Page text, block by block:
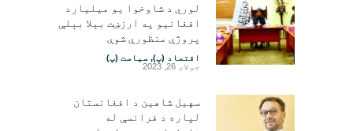
لوري د شاوخوا یو میلیارد
افغانیو په ارزښت بېلا بېلې
پروژې منظورې شوې
اقتصاد (پ), سیاست (پ)
جولای 26, 2023
سهیل شاهین د افغانستان
لپاره د فرانسې له